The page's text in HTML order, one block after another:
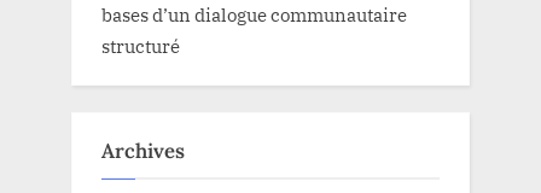
bases d’un dialogue communautaire
structuré
Archives